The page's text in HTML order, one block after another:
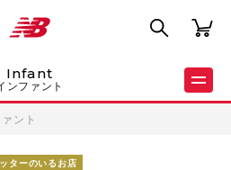
infant
ンファント
ント
ターのいるお店